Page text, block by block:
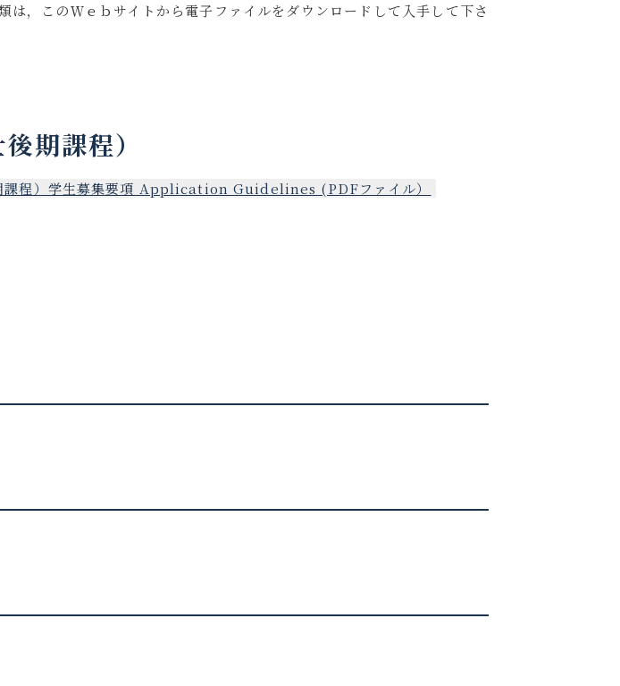
，このＷｅｂサイトから電子ファイルをダウンロードして入手して下さ
期課程）
程）学生募集要項 Application Guidelines (PDFファイル）